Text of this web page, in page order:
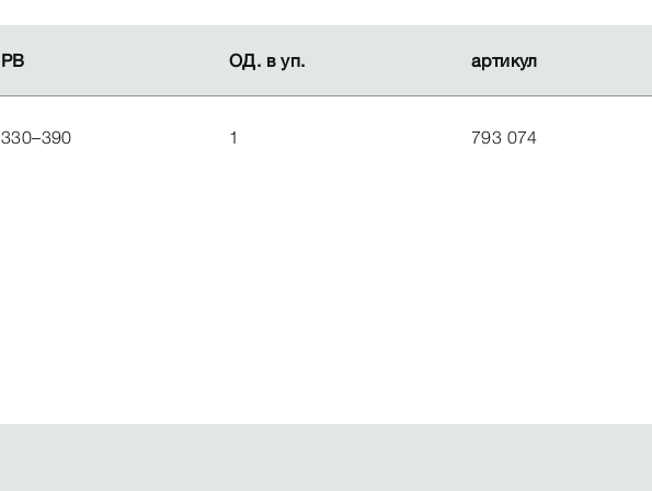
РВ ОД. в уп. артикул
РВ ОД. в уп. артикул
330–390 1 793 074